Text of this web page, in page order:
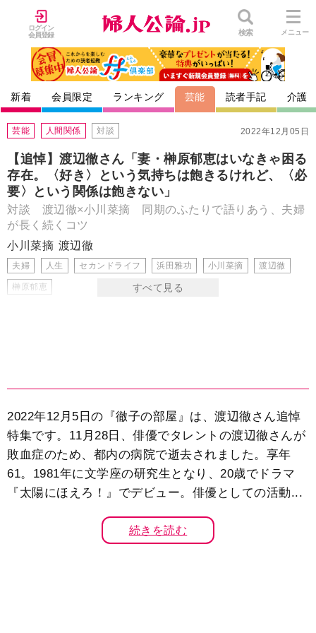
ログイン
会員登録
検索 メニュー
新着 会員限定 ランキング 芸能 読者手記 介護
2022年12月05日
芸能 人間関係 対談
【追悼】渡辺徹さん「妻・榊原郁恵はいなきゃ困る
存在。〈好き〉という気持ちは飽きるけれど、〈必
要〉という関係は飽きない」
対談 渡辺徹×小川菜摘 同期のふたりで語りあう、夫婦
が長く続くコツ
小川菜摘 渡辺徹
夫婦 人生 セカンドライフ 浜田雅功 小川菜摘 渡辺徹
榊原郁恵
2022年12月5日の『徹子の部屋』は、渡辺徹さん追悼
特集です。11月28日、俳優でタレントの渡辺徹さんが
敗血症のため、都内の病院で逝去されました。享年
61。1981年に文学座の研究生となり、20歳でドラマ
『太陽にほえろ！』でデビュー。俳優としての活動...
続きを読む